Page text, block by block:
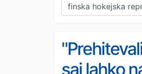
saj lahko